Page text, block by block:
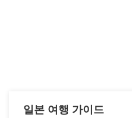
일본 여행 가이드